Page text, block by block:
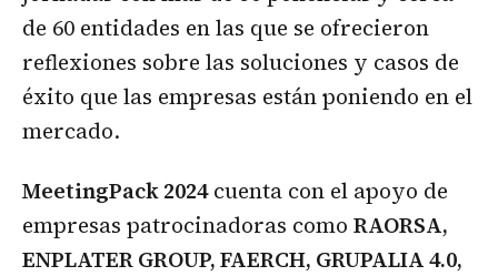
de 60 entidades en las que se ofrecieron
reflexiones sobre las soluciones y casos de
éxito que las empresas están poniendo en el
mercado.
MeetingPack 2024cuenta con el apoyo de
empresas patrocinadoras como RAORSA,
ENPLATER GROUP, FAERCH, GRUPALIA 4.0,